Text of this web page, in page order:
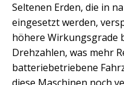
Seltenen Erden, die in
eingesetzt werden,
höhere Wirkungsgrade
Drehzahlen, was mehr
batteriebetriebene